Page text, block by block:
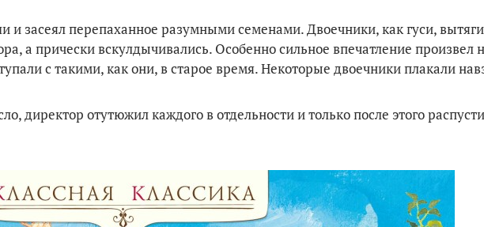
и засеял перепаханное разумными семенами. Двоечники, как гуси,
а прически вскулдычивались. Особенно сильное впечатление произвел
с такими, как они, в старое время. Некоторые двоечники плакали
директор отутюжил каждого в отдельности и только после этого